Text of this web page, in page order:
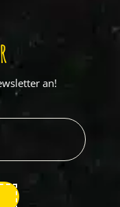
an!